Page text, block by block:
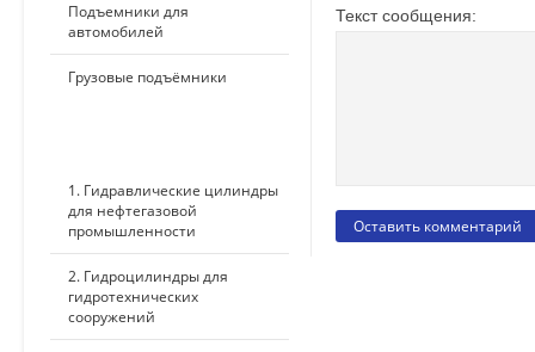
Текст сообщения:
Подъемники для
автомобилей
Грузовые подъёмники
1. Гидравлические цилиндры
для нефтегазовой
промышленности
2. Гидроцилиндры для
гидротехнических
сооружений